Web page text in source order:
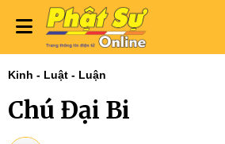
Kinh - Luật - Luận
Chú Đại Bi